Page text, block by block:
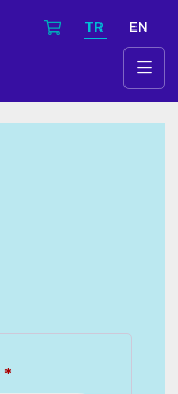
TR EN
*Gerekli